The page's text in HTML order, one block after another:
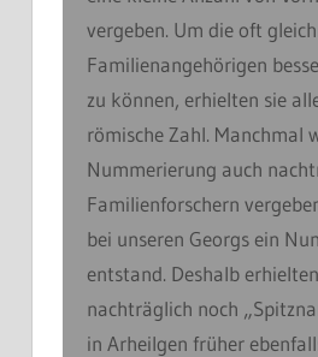
vergeben. Um die oft
Familienangehörigen
zu können, erhielten sie
römische Zahl. Manchmal
Nummerierung auch
Familienforschern
bei unseren Georgs ein
entstand. Deshalb
nachträglich noch
in Arheilgen früher